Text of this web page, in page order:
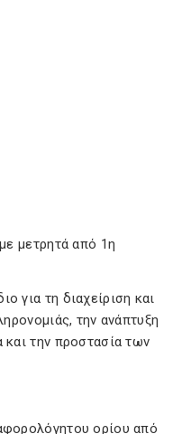
μετρητά από 1η
για τη διαχείριση και
την ανάπτυξη
την προστασία των
ορίου από